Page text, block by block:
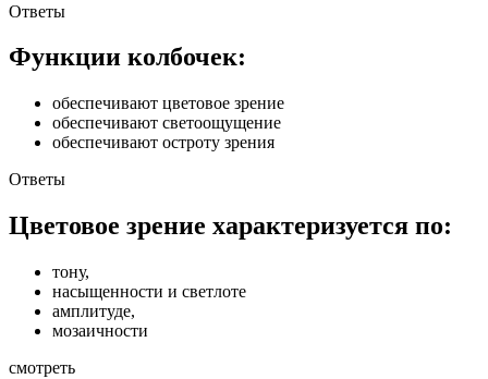
Ответы
Функции колбочек:
обеспечивают цветовое зрение
обеспечивают светоощущение
обеспечивают остроту зрения
Ответы
Цветовое зрение характеризуется по:
тону,
насыщенности и светлоте
амплитуде,
мозаичности
смотреть